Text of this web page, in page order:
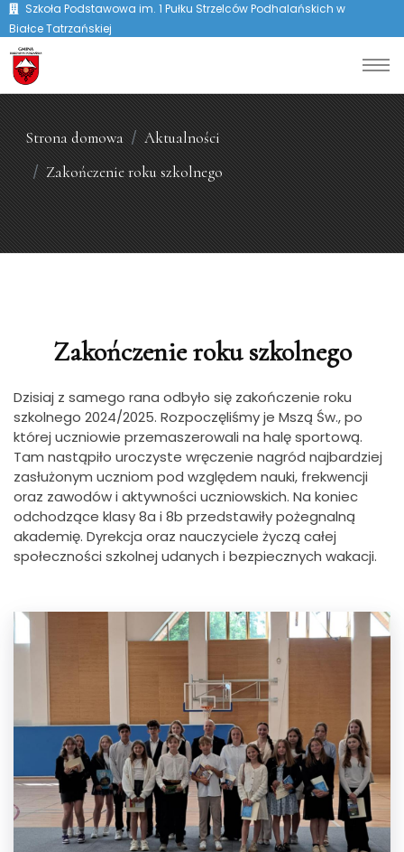
Szkoła Podstawowa im. 1 Pułku Strzelców Podhalańskich w
Białce Tatrzańskiej
Strona domowa
Aktualności
Zakończenie roku szkolnego
Zakończenie roku szkolnego
Dzisiaj z samego rana odbyło się zakończenie roku
szkolnego 2024/2025. Rozpoczęliśmy je Mszą Św., po
której uczniowie przemaszerowali na halę sportową.
Tam nastąpiło uroczyste wręczenie nagród najbardziej
zasłużonym uczniom pod względem nauki, frekwencji
oraz zawodów i aktywności uczniowskich. Na koniec
odchodzące klasy 8a i 8b przedstawiły pożegnalną
akademię. Dyrekcja oraz nauczyciele życzą całej
społeczności szkolnej udanych i bezpiecznych wakacji.